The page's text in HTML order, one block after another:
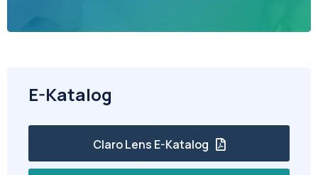
E-Katalog
Claro Lens E-Katalog